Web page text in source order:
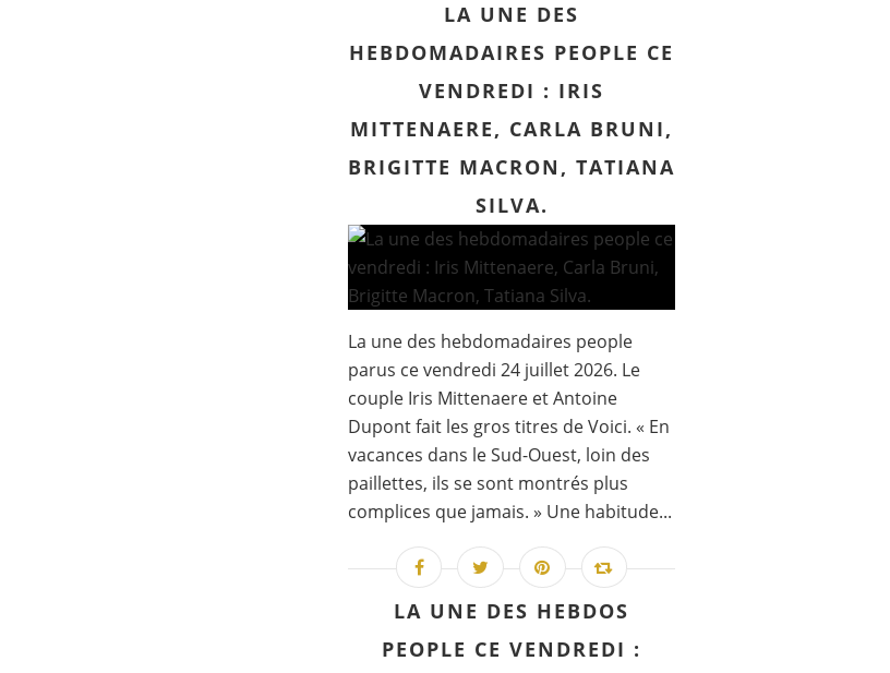
LA UNE DES
HEBDOMADAIRES PEOPLE CE
VENDREDI : IRIS
MITTENAERE, CARLA BRUNI,
BRIGITTE MACRON, TATIANA
SILVA.
La une des hebdomadaires people
parus ce vendredi 24 juillet 2026. Le
couple Iris Mittenaere et Antoine
Dupont fait les gros titres de Voici. « En
vacances dans le Sud-Ouest, loin des
paillettes, ils se sont montrés plus
complices que jamais. » Une habitude...
LA UNE DES HEBDOS
PEOPLE CE VENDREDI :